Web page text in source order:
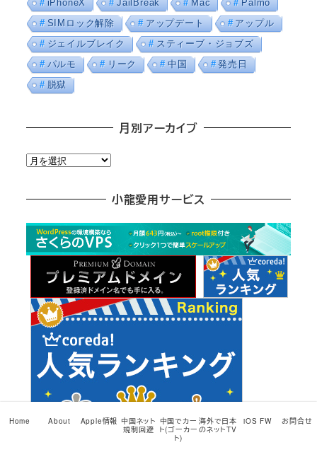
iPhoneX
JailBreak Mac
Palmo
SIMロック解除
アップデート
アップル
ジェイルブレイク
スティーブ・ジョブズ
パルモ
リーク 中国
発売日
脱獄
月別アーカイブ
月
カ
小龍愛用サービス
Home About Apple情報 中国ネット
規制回避
中国でカー
ト(ゴーカー
ト)
海外で日本
のネットTV
iOS FW お問合せ